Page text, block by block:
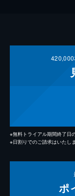
420,000
※無料トライアル期間終了日
※日割りでのご請求はいたしま
ポ